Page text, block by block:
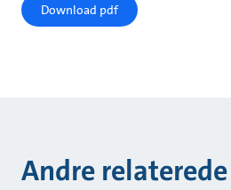
Download pdf
Andre